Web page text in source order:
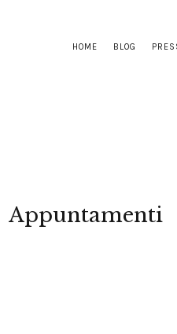
HOME BLOG
Appuntamenti